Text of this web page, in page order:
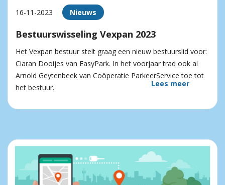
16-11-2023 Nieuws
Bestuurswisseling Vexpan 2023
Het Vexpan bestuur stelt graag een nieuw bestuurslid voor:
Ciaran Dooijes van EasyPark. In het voorjaar trad ook al
Arnold Geytenbeek van Coöperatie ParkeerService toe tot
het bestuur.
Lees meer